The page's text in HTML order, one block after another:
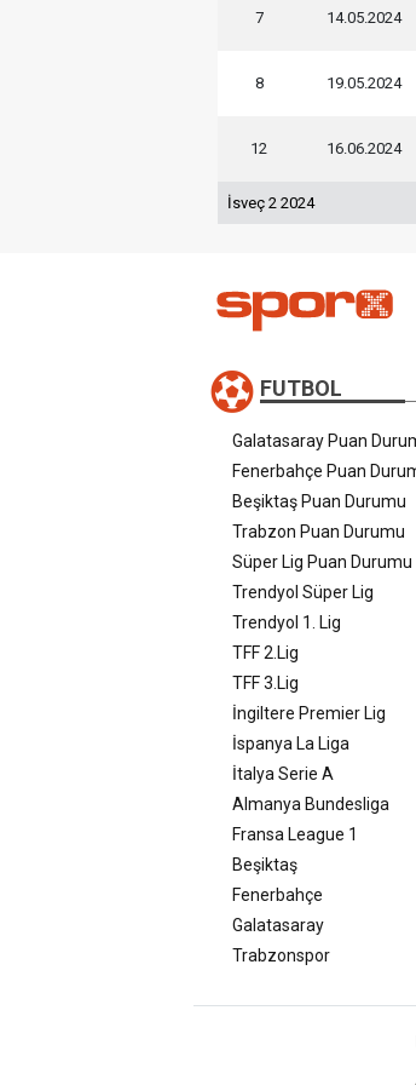
7 14.05.2024
8 19.05.2024
12 16.06.2024
İsveç 2 2024
FUTBOL
Galatasaray Puan
Fenerbahçe Puan
Beşiktaş Puan Durumu
Trabzon Puan Durumu
Süper Lig Puan Durumu
Trendyol Süper Lig
Trendyol 1. Lig
TFF 2.Lig
TFF 3.Lig
İngiltere Premier Lig
İspanya La Liga
İtalya Serie A
Almanya Bundesliga
Fransa League 1
Beşiktaş
Fenerbahçe
Galatasaray
Trabzonspor